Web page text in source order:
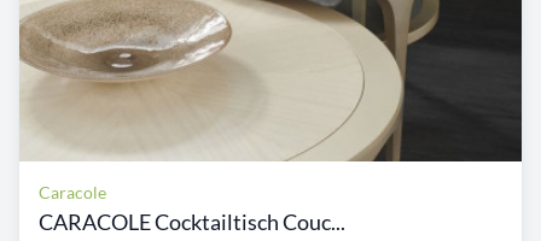
Caracole
CARACOLE Cocktailtisch Couc...